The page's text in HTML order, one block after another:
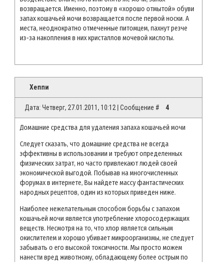
возвращается. Именно, поэтому в «хорошо отмытой» обуви
запах кошачьей мочи возвращается после первой носки. А
места, неоднократно отмеченные питомцем, пахнут резче
из-за накопления в них кристаллов мочевой кислоты.
Хеппи
Дата: Четверг, 27.01.2011, 10:12 | Сообщение # 4
Домашние средства для удаления запаха кошачьей мочи
Следует сказать, что домашние средства не всегда
эффективны в использовании и требуют определенных
физических затрат, но часто привлекают людей своей
экономической выгодой. Побывав на многочисленных
форумах в интернете, Вы найдете массу фантастических
народных рецептов, один из которых приведен ниже.
Наиболее нежелательным способом борьбы с запахом
кошачьей мочи является употребление хлоросодержащих
веществ. Несмотря на то, что хлор является сильным
окислителем и хорошо убивает микроорганизмы, не следует
забывать о его высокой токсичности. Мы просто можем
нанести вред животному, обладающему более острым по